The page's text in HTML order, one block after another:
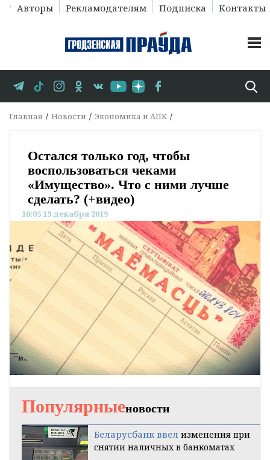
Авторы Рекламодателям Подписка Контакты
Главная Новости Экономика и АПК
Остался только год, чтобы
воспользоваться чеками
«Имущество». Что с ними лучше
сделать? (+видео)
10:05 19 декабря 2019
Популярныеновости
Беларусбанк ввел изменения при
снятии наличных в банкоматах